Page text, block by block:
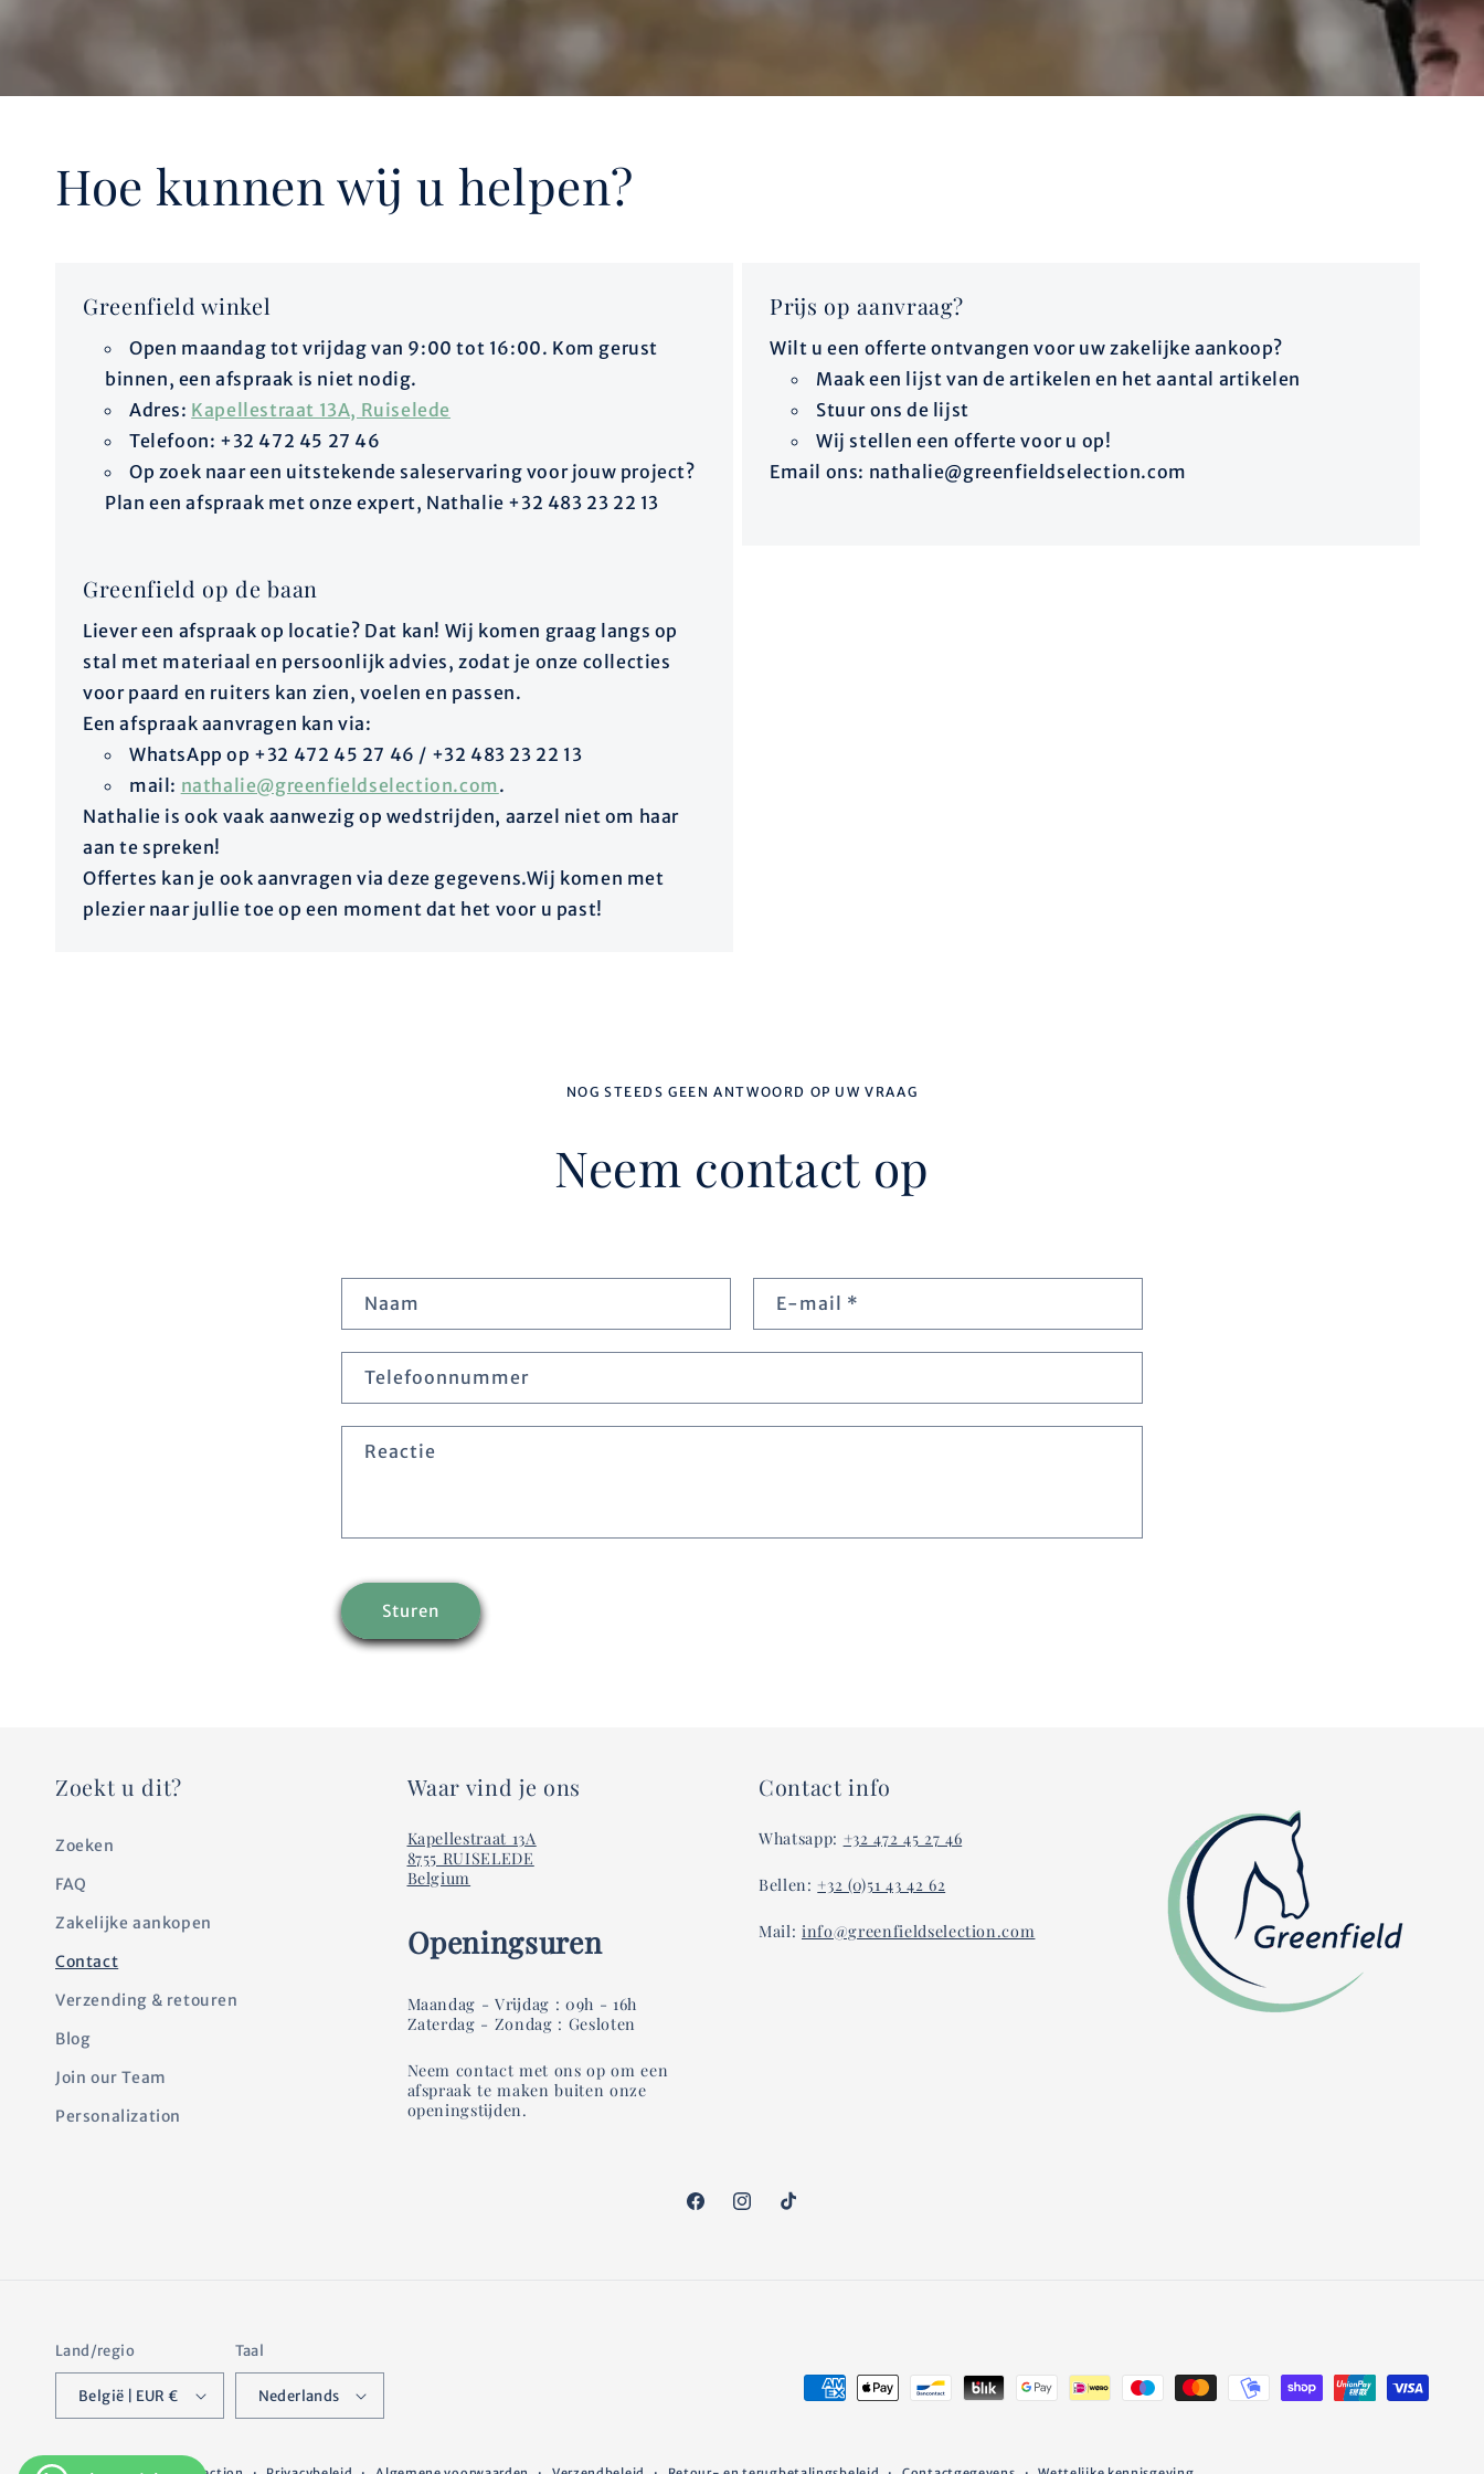
Hoe kunnen wij u helpen?
Greenfield winkel
Open maandag tot vrijdag van 9:00 tot 16:00. Kom gerust
binnen, een afspraak is niet nodig.
Adres: Kapellestraat 13A, Ruiselede
Telefoon: +32 472 45 27 46
Op zoek naar een uitstekende saleservaring voor jouw project?
Plan een afspraak met onze expert, Nathalie +32 483 23 22 13
Prijs op aanvraag?
Wilt u een offerte ontvangen voor uw zakelijke aankoop?
Maak een lijst van de artikelen en het aantal artikelen
Stuur ons de lijst
Wij stellen een offerte voor u op!
Email ons: nathalie@greenfieldselection.com
Greenfield op de baan
Liever een afspraak op locatie? Dat kan! Wij komen graag langs op
stal met materiaal en persoonlijk advies, zodat je onze collecties
voor paard en ruiters kan zien, voelen en passen.
Een afspraak aanvragen kan via:
WhatsApp op +32 472 45 27 46 / +32 483 23 22 13
mail: nathalie@greenfieldselection.com.
Nathalie is ook vaak aanwezig op wedstrijden, aarzel niet om haar
aan te spreken!
Offertes kan je ook aanvragen via deze gegevens.Wij komen met
plezier naar jullie toe op een moment dat het voor u past!
NOG STEEDS GEEN ANTWOORD OP UW VRAAG
Neem contact op
o
n
t
Naam E‑mail *
Telefoonnummer
Reactie
Sturen
Zoekt u dit?
Zoeken
FAQ
Zakelijke aankopen
Contact
Verzending & retouren
Blog
Join our Team
Personalization
Waar vind je ons
Kapellestraat 13A
8755 RUISELEDE
Belgium
Openingsuren
Maandag - Vrijdag : 09h - 16h
Zaterdag - Zondag : Gesloten
Neem contact met ons op om een
afspraak te maken buiten onze
openingstijden.
Contact info
Whatsapp: +32 472 45 27 46
Bellen: +32 (0)51 43 42 62
Mail: info@greenfieldselection.com
FacebookInstagram
TikTok
Land/regio
België | EUR €
Taal
Nederlands Betaalmethoden